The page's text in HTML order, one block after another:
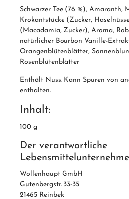
Schwarzer Tee (76 %), Amaranth,
Krokantstücke (Zucker,
(Macadamia, Zucker), Aroma,
natürlicher Bourbon Vanille-
Orangenblütenblätter,
Rosenblütenblätter
Enthält Nuss. Kann Spuren von
enthalten.
Inhalt:
100 g
Der verantwortliche
Wollenhaupt GmbH
Gutenbergstr. 33-35
21465 Reinbek